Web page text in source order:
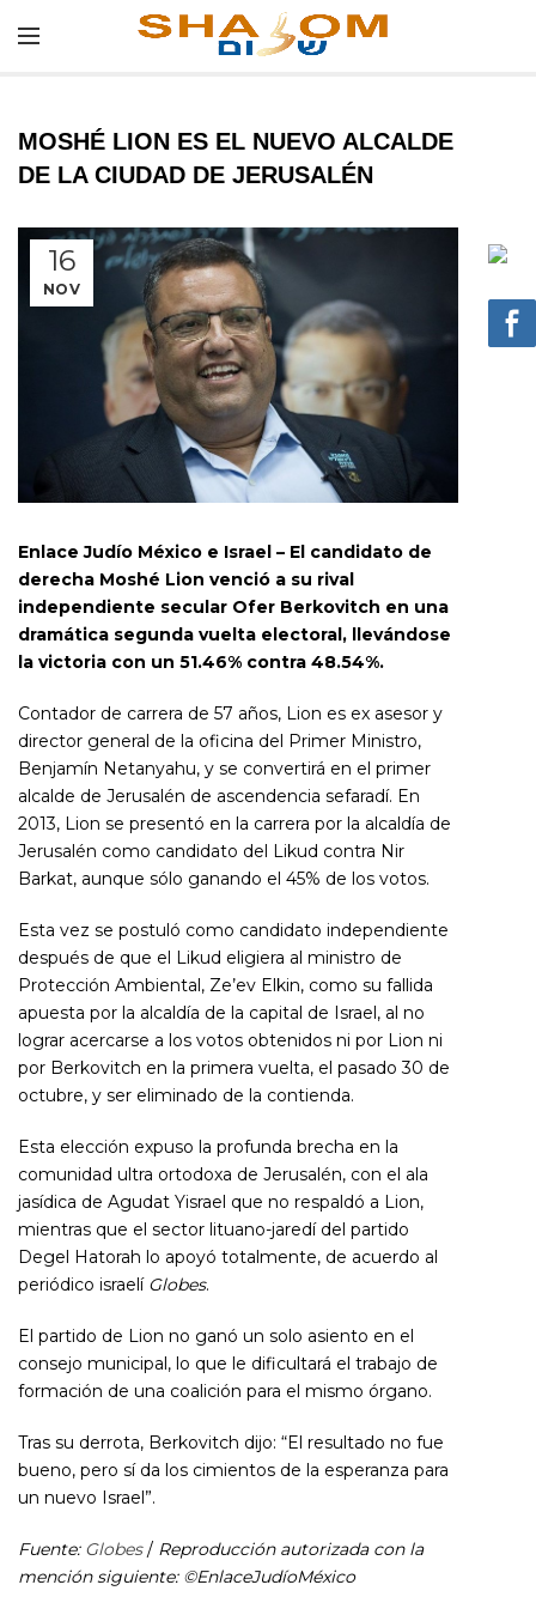
MOSHÉ LION ES EL NUEVO ALCALDE
DE LA CIUDAD DE JERUSALÉN
16
NOV
Enlace Judío México e Israel – El candidato de
derecha Moshé Lion venció a su rival
independiente secular Ofer Berkovitch en una
dramática segunda vuelta electoral, llevándose
la victoria con un 51.46% contra 48.54%.
Contador de carrera de 57 años, Lion es ex asesor y
director general de la oficina del Primer Ministro,
Benjamín Netanyahu, y se convertirá en el primer
alcalde de Jerusalén de ascendencia sefaradí. En
2013, Lion se presentó en la carrera por la alcaldía de
Jerusalén como candidato del Likud contra Nir
Barkat, aunque sólo ganando el 45% de los votos.
Esta vez se postuló como candidato independiente
después de que el Likud eligiera al ministro de
Protección Ambiental, Ze’ev Elkin, como su fallida
apuesta por la alcaldía de la capital de Israel, al no
lograr acercarse a los votos obtenidos ni por Lion ni
por Berkovitch en la primera vuelta, el pasado 30 de
octubre, y ser eliminado de la contienda.
Esta elección expuso la profunda brecha en la
comunidad ultra ortodoxa de Jerusalén, con el ala
jasídica de Agudat Yisrael que no respaldó a Lion,
mientras que el sector lituano-jaredí del partido
Degel Hatorah lo apoyó totalmente, de acuerdo al
periódico israelí Globes.
El partido de Lion no ganó un solo asiento en el
consejo municipal, lo que le dificultará el trabajo de
formación de una coalición para el mismo órgano.
Tras su derrota, Berkovitch dijo: “El resultado no fue
bueno, pero sí da los cimientos de la esperanza para
un nuevo Israel”.
Fuente: Globes/ Reproducción autorizada con la
mención siguiente: ©EnlaceJudíoMéxico